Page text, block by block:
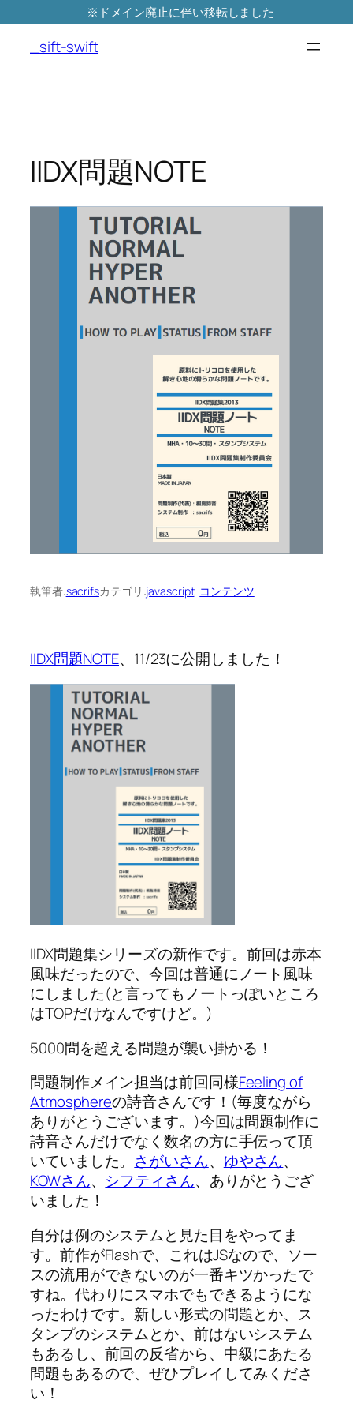
※ドメイン廃止に伴い移転しました
_sift-swift
IIDX問題NOTE
執筆者:sacrifsカテゴリ:javascript, コンテンツ
IIDX問題NOTE、11/23に公開しました！
IIDX問題集シリーズの新作です。前回は赤本
風味だったので、今回は普通にノート風味
にしました(と言ってもノートっぽいところ
はTOPだけなんですけど。)
5000問を超える問題が襲い掛かる！
問題制作メイン担当は前回同様Feeling of
Atmosphereの詩音さんです！(毎度ながら
ありがとうございます。)今回は問題制作に
詩音さんだけでなく数名の方に手伝って頂
いていました。 さがいさん、 ゆやさん、
KOWさん、 シフティさん、ありがとうござ
いました！
自分は例のシステムと見た目をやってま
す。前作がFlashで、これはJSなので、ソー
スの流用ができないのが一番キツかったで
すね。代わりにスマホでもできるようにな
ったわけです。新しい形式の問題とか、ス
タンプのシステムとか、前はないシステム
もあるし、前回の反省から、中級にあたる
問題もあるので、ぜひプレイしてみくださ
い！